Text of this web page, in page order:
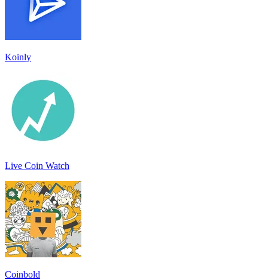
Koinly
Live Coin Watch
Coinbold